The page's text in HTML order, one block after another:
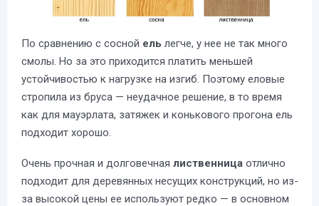
По сравнению с сосной ель легче, у нее не так много
смолы. Но за это приходится платить меньшей
устойчивостью к нагрузке на изгиб. Поэтому еловые
стропила из бруса — неудачное решение, в то время
как для мауэрлата, затяжек и конькового прогона ель
подходит хорошо.
Очень прочная и долговечная лиственница отлично
подходит для деревянных несущих конструкций, но из-
за высокой цены ее используют редко — в основном